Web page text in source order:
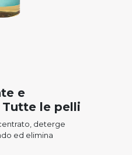
e
Tutte le pelli
deterge
ed elimina